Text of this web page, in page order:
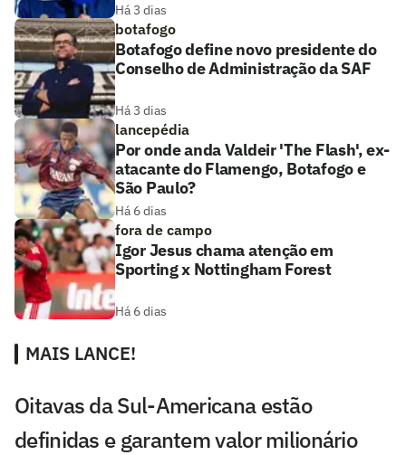
Há 3 dias
botafogo
Botafogo define novo presidente do
Conselho de Administração da SAF
Há 3 dias
lancepédia
Por onde anda Valdeir 'The Flash', ex-
atacante do Flamengo, Botafogo e
São Paulo?
Há 6 dias
fora de campo
Igor Jesus chama atenção em
Sporting x Nottingham Forest
Há 6 dias
MAIS LANCE!
Oitavas da Sul-Americana estão
definidas e garantem valor milionário